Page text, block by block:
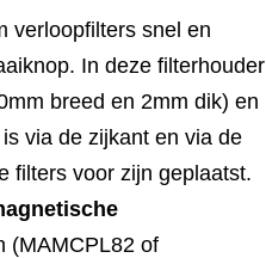
verloopfilters snel en
In deze filterhouder
breed en 2mm dik) en
via de zijkant en via de
filters voor zijn geplaatst.
(MAMCPL82 of